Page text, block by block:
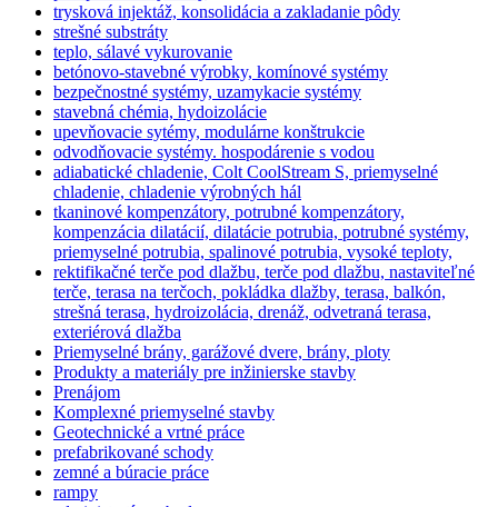
trysková injektáž, konsolidácia a zakladanie pôdy
strešné substráty
teplo, sálavé vykurovanie
betónovo-stavebné výrobky, komínové systémy
bezpečnostné systémy, uzamykacie systémy
stavebná chémia, hydoizolácie
upevňovacie sytémy, modulárne konštrukcie
odvodňovacie systémy. hospodárenie s vodou
adiabatické chladenie, Colt CoolStream S, priemyselné
chladenie, chladenie výrobných hál
tkaninové kompenzátory, potrubné kompenzátory,
kompenzácia dilatácií, dilatácie potrubia, potrubné systémy,
priemyselné potrubia, spalinové potrubia, vysoké teploty,
rektifikačné terče pod dlažbu, terče pod dlažbu, nastaviteľné
terče, terasa na terčoch, pokládka dlažby, terasa, balkón,
strešná terasa, hydroizolácia, drenáž, odvetraná terasa,
exteriérová dlažba
Priemyselné brány, garážové dvere, brány, ploty
Produkty a materiály pre inžinierske stavby
Prenájom
Komplexné priemyselné stavby
Geotechnické a vrtné práce
prefabrikované schody
zemné a búracie práce
rampy